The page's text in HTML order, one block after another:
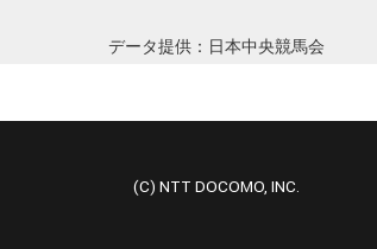
データ提供：日本中央競馬会
(C) NTT DOCOMO, INC.